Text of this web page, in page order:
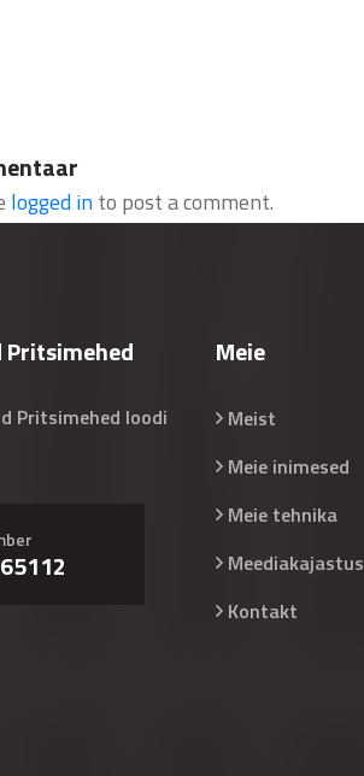
logged into post a comment.
Pritsimehed loodi
Meie
Meist
Meie inimesed
Meie tehnika
Meediakajastus
Kontakt